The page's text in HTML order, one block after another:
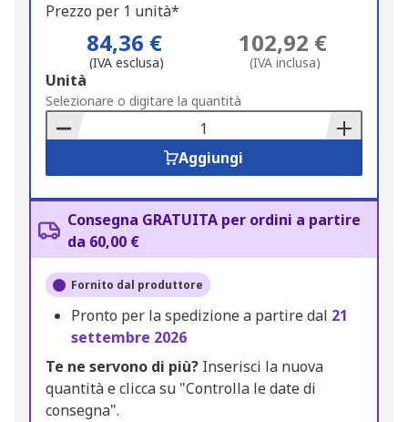
Prezzo per 1 unità*
84,36 €
(IVA esclusa)
102,92 €
(IVA inclusa)
Add
to
Basket
Unità
Selezionare o digitare la quantità
Aggiungi
Consegna GRATUITA per ordini a partire
da 60,00 €
Fornito dal produttore
Pronto per la spedizione a partire dal 21
settembre 2026
Te ne servono di più? Inserisci la nuova
quantità e clicca su "Controlla le date di
consegna".